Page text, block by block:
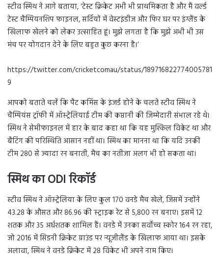
स्टीव स्मिथ ने आगे बताया, ‘टेस्ट क्रिकेट अभी भी प्राथमिकता है और मैं वर्ल्ड
टेस्ट चैम्पियनशिप फाइनल, सर्दियों में वेस्टइंडीज और फिर घर पर इंग्लैंड के
खिलाफ खेलने को लेकर उत्साहित हूं। मुझे लगता है कि मुझे अभी भी उस
मंच पर योगदान देने के लिए बहुत कुछ करना है।’
https://twitter.com/cricketcomau/status/189716822774005781
9
आपको बताते चलें कि पैट कमिंस के इंजर्ड होने के चलते स्टीव स्मिथ ने
चैम्पियंस ट्रॉफी में ऑस्ट्रेलियाई टीम की कप्तानी की जिम्मेदारी संभाल रहे थे।
स्मिथ ने सेमीफाइनल में हार के बाद कहा था कि यह मुश्किल विकेट था और
बैटिंग की परिस्थिति आसान नहीं था। स्मिथ का मानना था कि यदि उनकी
टीम 280 से ज्यादा रन बनाती, मैच का नतीजा अलग भी हो सकता था।
स्मिथ का ODI रिकॉर्ड
स्टीव स्मिथ ने ऑस्ट्रेलिया के लिए कुल 170 वनडे मैच खेले, जिसमें उन्होंने
43.28 के औसत और 86.96 की स्ट्राइक रेट से 5,800 रन बनाए। इसमें 12
शतक और 35 अर्धशतक शामिल हैं। वनडे में उनका सर्वोच्च स्कोर 164 रन रहा,
जो 2016 में सिडनी क्रिकेट ग्राउंड पर न्यूजीलैंड के खिलाफ आया था। इसके
अलावा, स्मिथ ने वनडे क्रिकेट में 28 विकेट भी अपने नाम किए।